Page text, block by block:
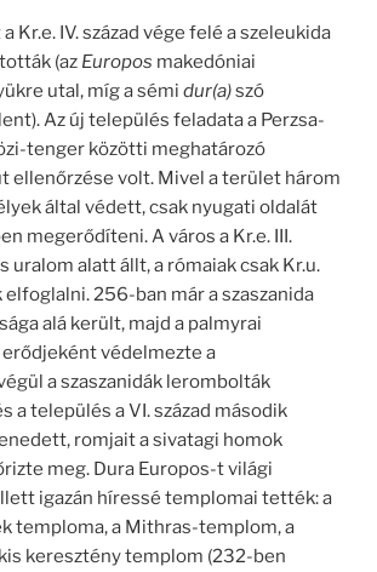
Kr.e. IV. század vége felé a szeleukida
(az Europos makedóniai
utal, míg a sémi dur(a)szó
Az új település feladata a Perzsa-
tenger közötti meghatározó
ellenőrzése volt. Mivel a terület három
által védett, csak nyugati oldalát
megerődíteni. A város a Kr.e. III.
uralom alatt állt, a rómaiak csak Kr.u.
256-ban már a szaszanida
alá került, majd a palmyrai
védelmezte a
a szaszanidák lerombolták
a település a VI. század második
romjait a sivatagi homok
meg. Dura Europos-t világi
igazán híressé templomai tették: a
temploma, a Mithras-templom, a
keresztény templom (232-ben